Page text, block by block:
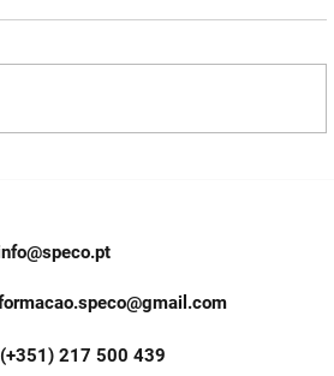
(+351) 217 500 439